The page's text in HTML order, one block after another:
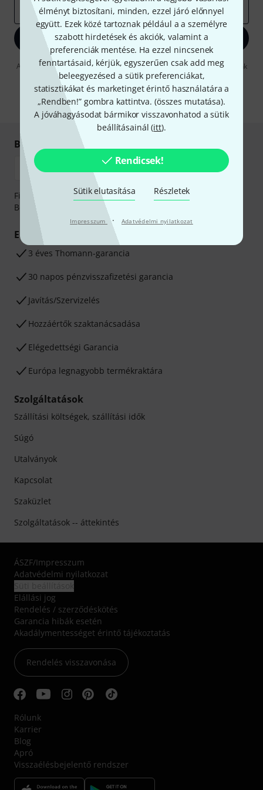
élményt biztosítani, minden, ezzel járó előnnyel
együtt. Ezek közé tartoznak például a a személyre
szabott hirdetések és akciók, valamint a
preferenciák mentése. Ha ezzel nincsenek
fenntartásaid, kérjük, egyszerűen csak add meg
beleegyezésed a sütik preferenciákat,
statisztikákat és marketinget érintő használatára a
„Rendben!” gombra kattintva. (összes mutatása).
A jóváhagyásodat bármikor visszavonhatod a sütik
beállításainál (itt).
Rendicsek!
Sütik elutasítása Részletek
Impresszum · Adatvédelmi nyilatkozat
e-mail cím*
Bejelentkezés
A "Bejelentkezés" gombra kattintva elfogadja, hogy e-mailben küldjünk
önnek hirdetéseket. Bármikor leiratkozhat erről. A hírlevélről további
információkat azdata protection guideline-ben talál.
* Kitöltés kötelező
Biztonságos vásárlás és fizetés
Fizessen biztonságosan, titkosítással: Banki átutalás vagy
Betéti- vagy hitelkártya segítségével
Előnyök
3 éves Thomann-garancia
30 napos pénzvisszafizetési garancia
Javítás/Szervizelés
Hozzáértők szaktanácsadása
Elégedettségi Garancia
Európa legnagyobb termékraktára
Szolgáltatások
Szállítási költségek, szállítási idők
Súgó
Utalványok
Kapcsolat
Szaküzlet
Szolgáltatások -- áttekintés
ÁSZF/Impresszum
Adatvédelmi nyilatkozat
Elállási jog
Rendelés / szerződéskötés
Garancia hibák esetén
Akadálymentességet érintő tájékoztatás
Rendelés visszavonása
Rólunk
Karrier
Blog
Apró
Visszaélésbejelentő rendszer